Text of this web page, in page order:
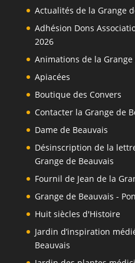
Actualités de la Grange
Adhésion Dons
2026
Animations de la Grange
Apiacées
Boutique des Convers
Contacter la Grange de
Dame de Beauvais
Désinscription de la
Grange de Beauvais
Fournil de Jean de la
Grange de Beauvais -
Huit siècles d'Histoire
Jardin d’inspiration
Beauvais